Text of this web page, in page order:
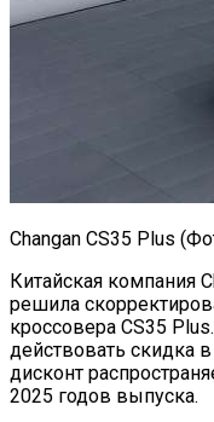
Changan CS35 Plus
Китайская компания
решила
кроссовера CS35
действовать скидка
дисконт
2025 годов выпуска.